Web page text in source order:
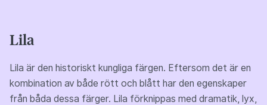
Lila
Lila är den historiskt kungliga färgen. Eftersom det är en
kombination av både rött och blått har den egenskaper
från båda dessa färger. Lila förknippas med dramatik, lyx,